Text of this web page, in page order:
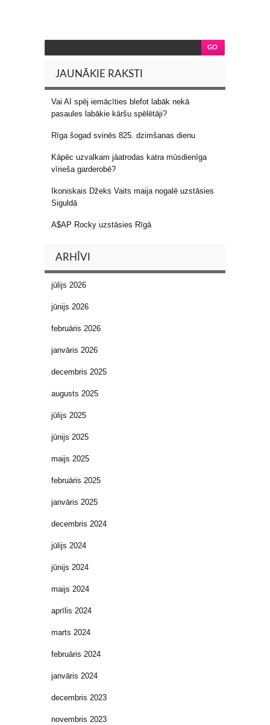
JAUNĀKIE RAKSTI
Vai AI spēj iemācīties blefot labāk nekā
pasaules labākie kāršu spēlētāji?
Rīga šogad svinēs 825. dzimšanas dienu
Kāpēc uzvalkam jāatrodas katra mūsdienīga
vīrieša garderobē?
Ikoniskais Džeks Vaits maija nogalē uzstāsies
Siguldā
A$AP Rocky uzstāsies Rīgā
ARHĪVI
jūlijs 2026
jūnijs 2026
februāris 2026
janvāris 2026
decembris 2025
augusts 2025
jūlijs 2025
jūnijs 2025
maijs 2025
februāris 2025
janvāris 2025
decembris 2024
jūlijs 2024
jūnijs 2024
maijs 2024
aprīlis 2024
marts 2024
februāris 2024
janvāris 2024
decembris 2023
novembris 2023